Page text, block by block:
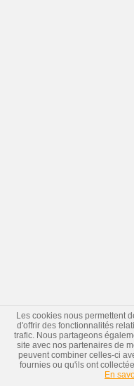
Les cookies nous permettent
d'offrir des fonctionnalités
trafic. Nous partageons
site avec nos partenaires de
peuvent combiner celles-ci
fournies ou qu'ils ont
En